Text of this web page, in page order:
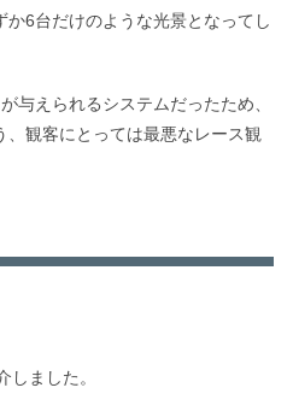
か6台だけのような光景となってし
与えられるシステムだったため、
、観客にとっては最悪なレース観
しました。